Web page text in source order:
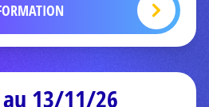
13/11/26